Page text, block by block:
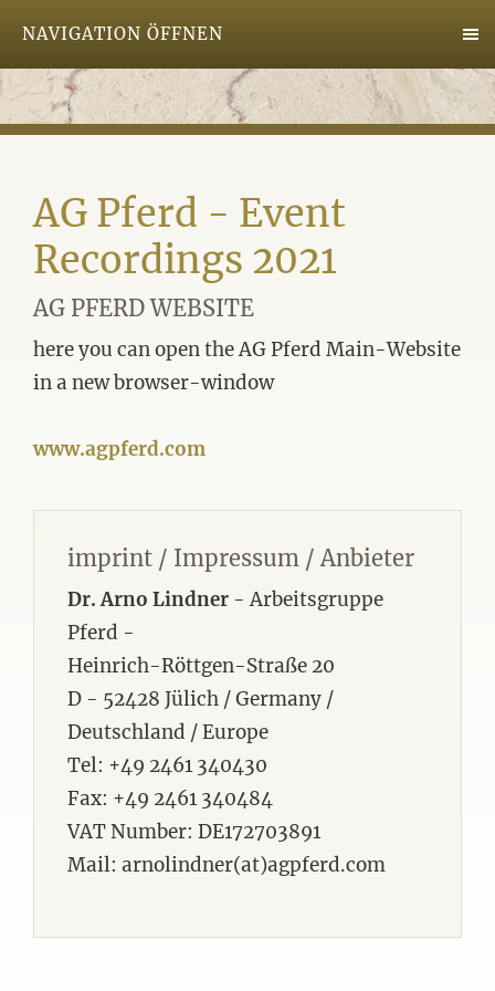
NAVIGATION ÖFFNEN
AG Pferd - Event
Recordings 2021
AG PFERD WEBSITE
here you can open the AG Pferd Main-Website
in a new browser-window
www.agpferd.com
imprint / Impressum / Anbieter
Dr. Arno Lindner - Arbeitsgruppe
Pferd -
Heinrich-Röttgen-Straße 20
D - 52428 Jülich / Germany /
Deutschland / Europe
Tel: +49 2461 340430
Fax: +49 2461 340484
VAT Number: DE172703891
Mail: arnolindner(at)agpferd.com